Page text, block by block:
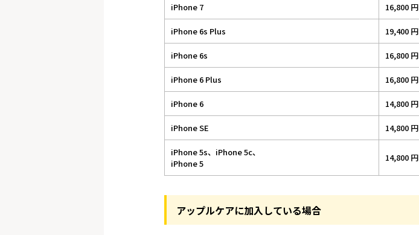
iPhone 7 16,800 円
iPhone 6s Plus 19,400 円
iPhone 6s 16,800 円
iPhone 6 Plus 16,800 円
iPhone 6 14,800 円
iPhone SE 14,800 円
iPhone 5s、iPhone 5c、
iPhone 5
14,800 円
アップルケアに加入している場合